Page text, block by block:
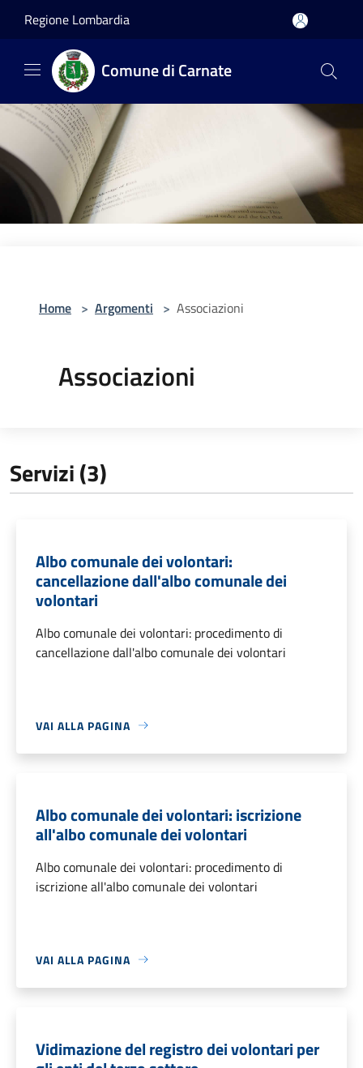
Regione Lombardia
Comune di Carnate
Home > Argomenti > Associazioni
Associazioni
Servizi (3)
Albo comunale dei volontari:
cancellazione dall'albo comunale dei
volontari
Albo comunale dei volontari: procedimento di
cancellazione dall'albo comunale dei volontari
VAI ALLA PAGINA
Albo comunale dei volontari: iscrizione
all'albo comunale dei volontari
Albo comunale dei volontari: procedimento di
iscrizione all'albo comunale dei volontari
VAI ALLA PAGINA
Vidimazione del registro dei volontari per